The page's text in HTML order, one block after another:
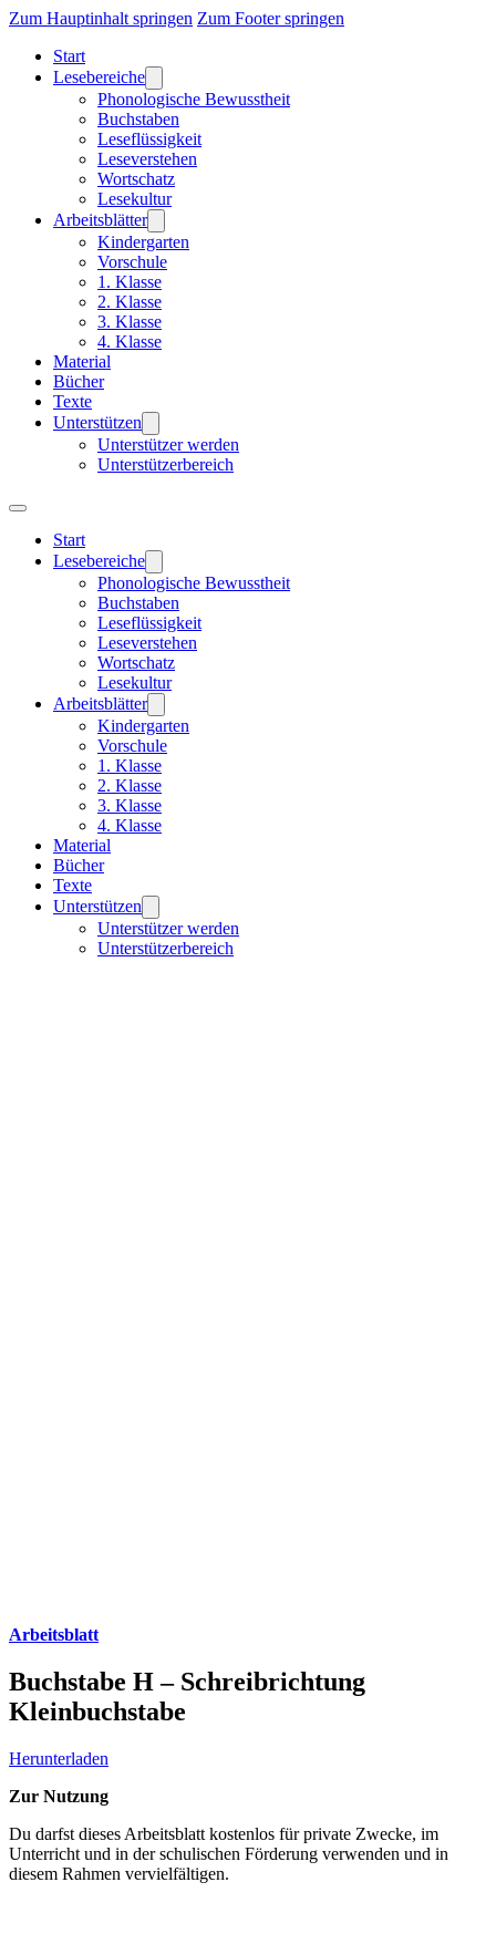
Zum Hauptinhalt springen Zum Footer springen
Start
Lesebereiche
Phonologische Bewusstheit
Buchstaben
Leseflüssigkeit
Leseverstehen
Wortschatz
Lesekultur
Arbeitsblätter
Kindergarten
Vorschule
1. Klasse
2. Klasse
3. Klasse
4. Klasse
Material
Bücher
Texte
Unterstützen
Unterstützer werden
Unterstützerbereich
Start
Lesebereiche
Phonologische Bewusstheit
Buchstaben
Leseflüssigkeit
Leseverstehen
Wortschatz
Lesekultur
Arbeitsblätter
Kindergarten
Vorschule
1. Klasse
2. Klasse
3. Klasse
4. Klasse
Material
Bücher
Texte
Unterstützen
Unterstützer werden
Unterstützerbereich
Arbeitsblatt
Buchstabe H – Schreibrichtung
Kleinbuchstabe
Herunterladen
Zur Nutzung
Du darfst dieses Arbeitsblatt kostenlos für private Zwecke, im
Unterricht und in der schulischen Förderung verwenden und in
diesem Rahmen vervielfältigen.